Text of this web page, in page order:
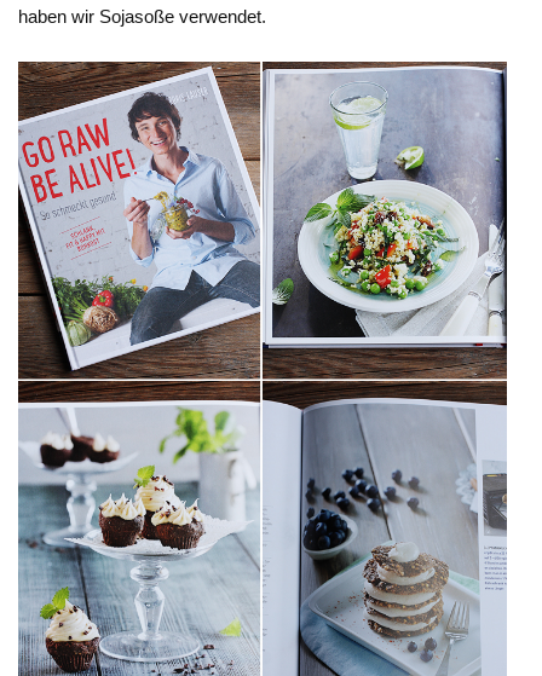
haben wir Sojasoße verwendet.